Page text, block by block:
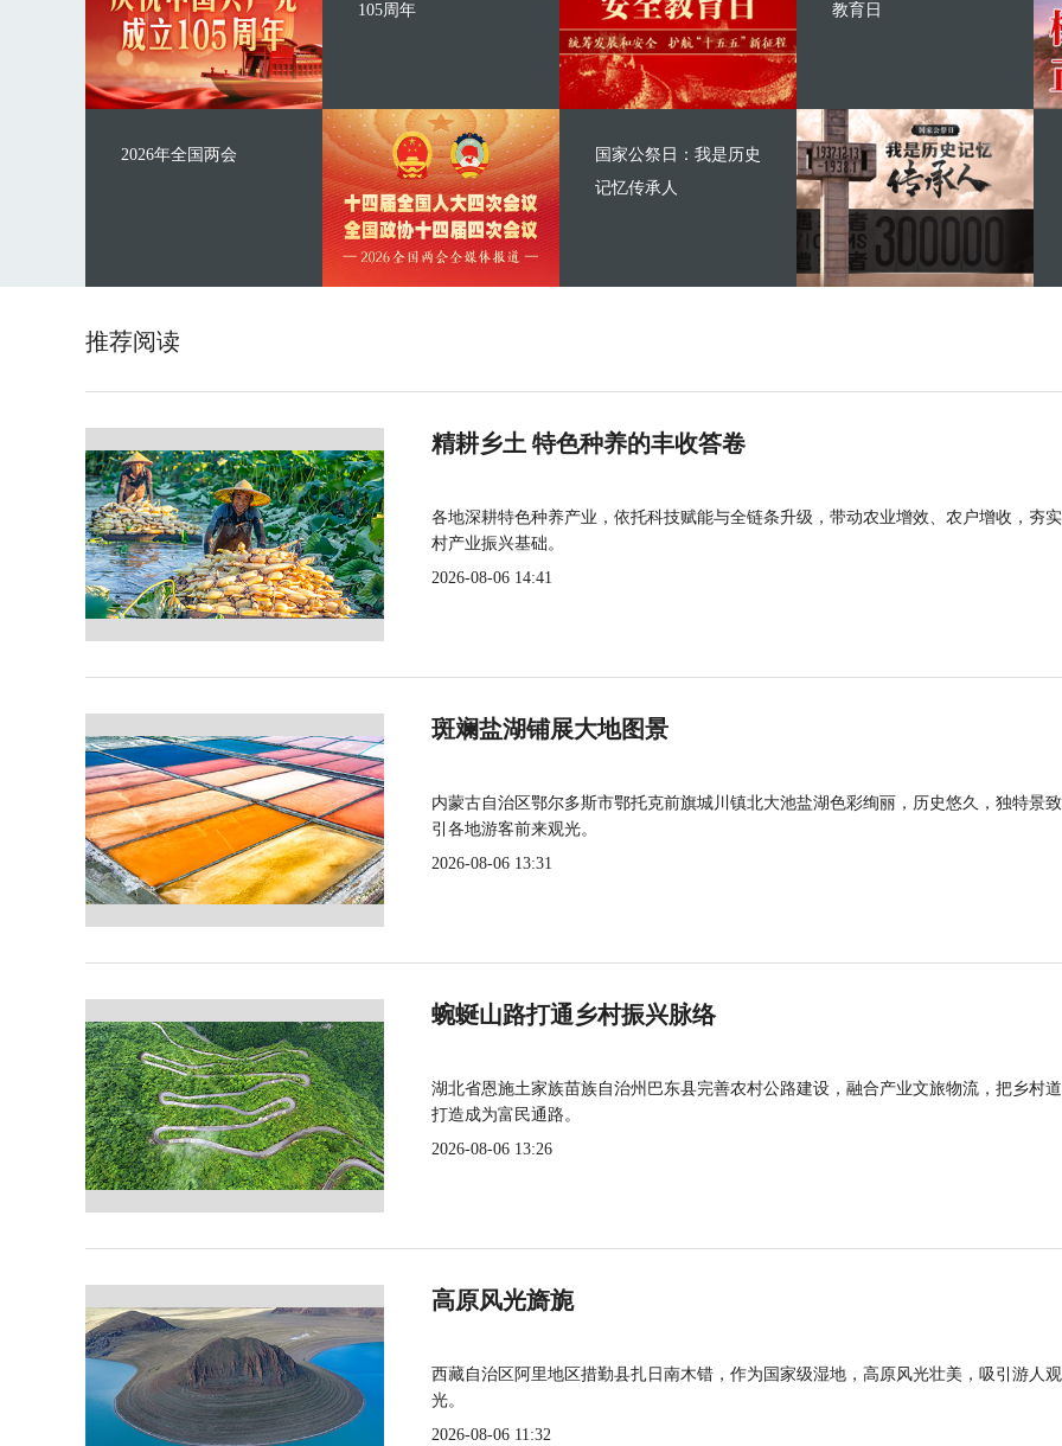
105周年
2026年全国两会
教育日
国家公祭日：我是历史
记忆传承人
推荐阅读
精耕乡土 特色种养的丰收答卷
各地深耕特色种养产业，依托科技赋能与全链条升级，带动农业增效、农户增收，夯
村产业振兴基础。
2026-08-06 14:41
斑斓盐湖铺展大地图景
内蒙古自治区鄂尔多斯市鄂托克前旗城川镇北大池盐湖色彩绚丽，历史悠久，独特景
引各地游客前来观光。
2026-08-06 13:31
蜿蜒山路打通乡村振兴脉络
湖北省恩施土家族苗族自治州巴东县完善农村公路建设，融合产业文旅物流，把乡村
打造成为富民通路。
2026-08-06 13:26
高原风光旖旎
西藏自治区阿里地区措勤县扎日南木错，作为国家级湿地，高原风光壮美，吸引游人观
光。
2026-08-06 11:32